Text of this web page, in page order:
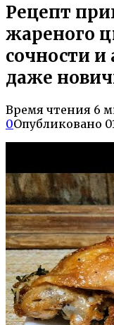
Рецепт
жареного
сочности
даже
Время чтения 6
0Опубликовано